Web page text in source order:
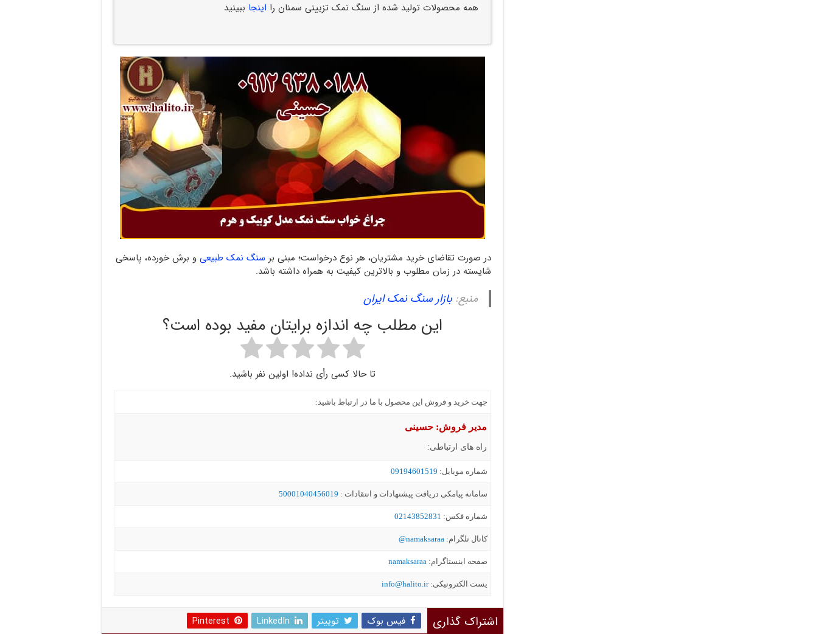
همه محصولات تولید شده از سنگ نمک تزیینی سمنان را اینجا ببینید
در صورت تقاضای خرید مشتریان، هر نوع درخواست؛ مبنی بر سنگ نمک طبیعی و برش خورده، پاسخی
شایسته در زمان مطلوب و بالاترین کیفیت به همراه داشته باشد.
منبع: بازار سنگ نمک ایران
این مطلب چه اندازه برایتان مفید بوده است؟
تا حالا کسی رأی نداده! اولین نفر باشید.
جهت خرید و فروش این محصول با ما در ارتباط باشید:
مدیر فروش: حسینی
راه های ارتباطی:
شماره موبايل: 09194601519
سامانه پيامکي دریافت پیشنهادات و انتقادات : 50001040456019
شماره فکس: 02143852831
کانال تلگرام: namaksaraa@
صفحه اینستاگرام: namaksaraa
یست الکترونیکی:info@halito.ir
اشتراک گذاری فیس بوک توییتر LinkedIn
Pinterest